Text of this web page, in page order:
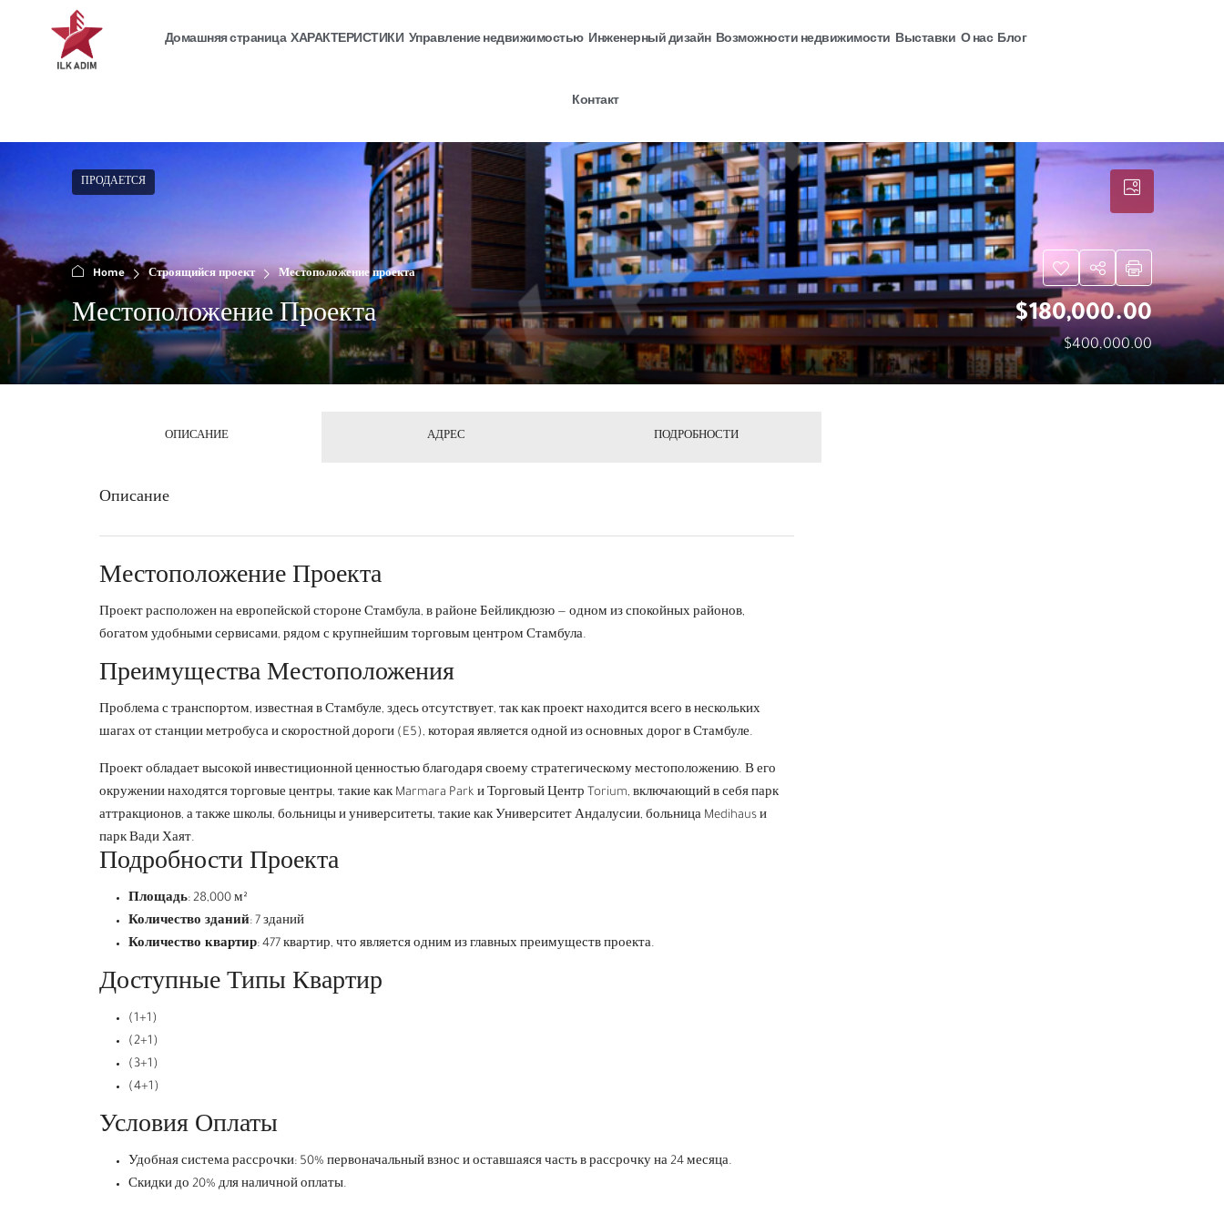
Домашняя страница ХАРАКТЕРИСТИКИ Управление недвижимостью Инженерный дизайн Возможности недвижимости Выставки О нас Блог
Контакт
ПРОДАЕТСЯ
Home Строящийся проект Местоположение проекта
Местоположение Проекта $180,000.00
$400,000.00
ОПИСАНИЕ АДРЕС ПОДРОБНОСТИ
Описание
Местоположение Проекта
Проект расположен на европейской стороне Стамбула, в районе Бейликдюзю — одном из спокойных районов,
богатом удобными сервисами, рядом с крупнейшим торговым центром Стамбула.
Преимущества Местоположения
Проблема с транспортом, известная в Стамбуле, здесь отсутствует, так как проект находится всего в нескольких
шагах от станции метробуса и скоростной дороги (E5), которая является одной из основных дорог в Стамбуле.
Проект обладает высокой инвестиционной ценностью благодаря своему стратегическому местоположению. В его
окружении находятся торговые центры, такие как Marmara Park и Торговый Центр Torium, включающий в себя парк
аттракционов, а также школы, больницы и университеты, такие как Университет Андалусии, больница Medihaus и
парк Вади Хаят.
Подробности Проекта
Площадь: 28,000 м²
Количество зданий: 7 зданий
Количество квартир: 477 квартир, что является одним из главных преимуществ проекта.
Доступные Типы Квартир
(1+1)
(2+1)
(3+1)
(4+1)
Условия Оплаты
Удобная система рассрочки: 50% первоначальный взнос и оставшаяся часть в рассрочку на 24 месяца.
Скидки до 20% для наличной оплаты.